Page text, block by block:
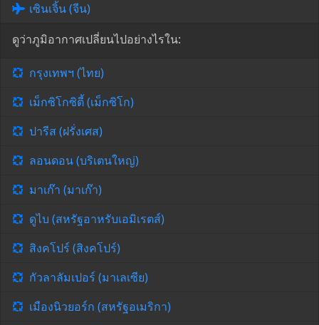
เซินเจิ้น (จีน)
ดูว่าภูมิอากาศเปลี่ยนไปอย่างไรใน:
กรุงเทพฯ (ไทย)
เม็กซิโกซิตี้ (เม็กซิโก)
ปารีส (ฝรั่งเศส)
ลอนดอน (บริเตนใหญ่)
มาเก๊า (มาเก๊า)
ดูไบ (สหรัฐอาหรับเอมิเรตส์)
สิงคโปร์ (สิงคโปร์)
กัวลาลัมเปอร์ (มาเลเซีย)
เมืองนิวยอร์ก (สหรัฐอเมริกา)